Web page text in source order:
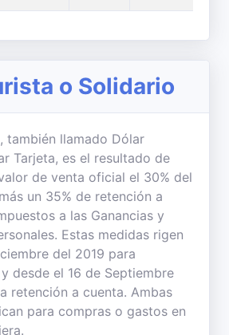
o Solidario
también llamado Dólar
Tarjeta, es el resultado de
de venta oficial el 30% del
un 35% de retención a
a las Ganancias y
Estas medidas rigen
del 2019 para
desde el 16 de Septiembre
retención a cuenta. Ambas
para compras o gastos en